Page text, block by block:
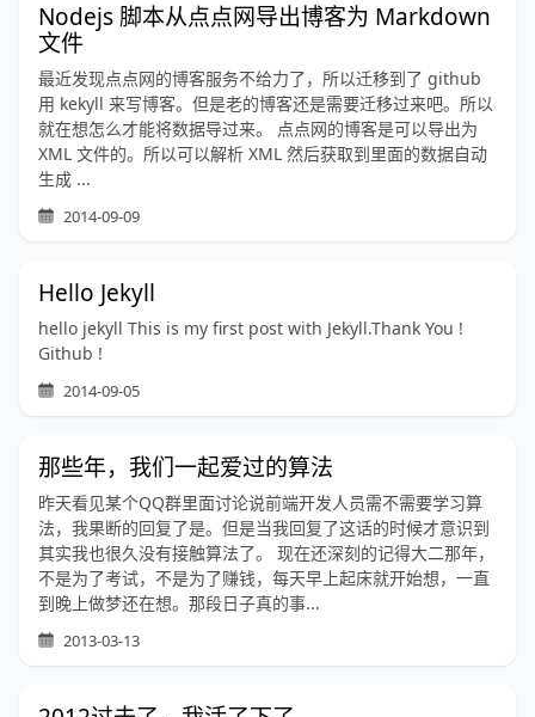
Nodejs 脚本从点点网导出博客为 Markdown
文件
最近发现点点网的博客服务不给力了，所以迁移到了 github
用 kekyll 来写博客。但是老的博客还是需要迁移过来吧。所以
就在想怎么才能将数据导过来。 点点网的博客是可以导出为
XML 文件的。所以可以解析 XML 然后获取到里面的数据自动
生成 ...
2014-09-09
Hello Jekyll
hello jekyll This is my first post with Jekyll.Thank You !
Github !
2014-09-05
那些年，我们一起爱过的算法
昨天看见某个QQ群里面讨论说前端开发人员需不需要学习算
法，我果断的回复了是。但是当我回复了这话的时候才意识到
其实我也很久没有接触算法了。 现在还深刻的记得大二那年，
不是为了考试，不是为了赚钱，每天早上起床就开始想，一直
到晚上做梦还在想。那段日子真的事...
2013-03-13